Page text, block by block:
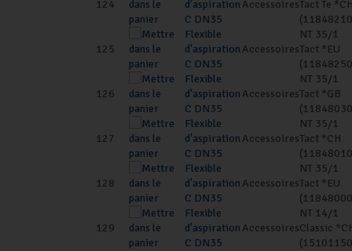
124
d'aspiration
C DN35
AccessoiresTact Te
125
Flexible
d'aspiration
C DN35
Accessoires
NT 35/1
Tact *EU
126
Flexible
d'aspiration
C DN35
Accessoires
NT 35/1
Tact *GB
127
Flexible
d'aspiration
C DN35
Accessoires
NT 35/1
Tact *CH
128
Flexible
d'aspiration
C DN35
Accessoires
NT 35/1
Tact *EU
129
Flexible
d'aspiration
C DN35
Accessoires
NT 14/1
Classic